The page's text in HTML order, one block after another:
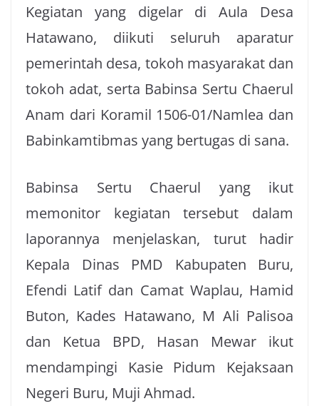
Kegiatan yang digelar di Aula Desa
Hatawano, diikuti seluruh aparatur
pemerintah desa, tokoh masyarakat dan
tokoh adat, serta Babinsa Sertu Chaerul
Anam dari Koramil 1506-01/Namlea dan
Babinkamtibmas yang bertugas di sana.
Babinsa Sertu Chaerul yang ikut
memonitor kegiatan tersebut dalam
laporannya menjelaskan, turut hadir
Kepala Dinas PMD Kabupaten Buru,
Efendi Latif dan Camat Waplau, Hamid
Buton, Kades Hatawano, M Ali Palisoa
dan Ketua BPD, Hasan Mewar ikut
mendampingi Kasie Pidum Kejaksaan
Negeri Buru, Muji Ahmad.